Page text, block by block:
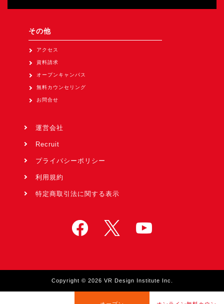
その他
アクセス
資料請求
オープンキャンパス
無料カウンセリング
お問合せ
運営会社
Recruit
プライバシーポリシー
利用規約
特定商取引法に関する表示
Copyright © 2026 VR Design Institute Inc.